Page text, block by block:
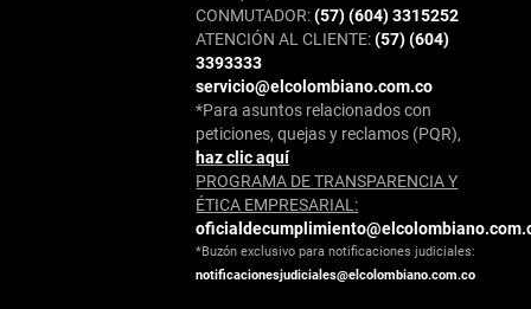
CONMUTADOR:(57) (604) 3315252
ATENCIÓN AL CLIENTE:(57) (604)
3393333
servicio@elcolombiano.com.co
*Para asuntos relacionados con
peticiones, quejas y reclamos (PQR),
haz clic aquí
PROGRAMA DE TRANSPARENCIA Y
ÉTICA EMPRESARIAL:
*Buzón exclusivo para notificaciones judiciales:
notificacionesjudiciales@elcolombiano.com.co